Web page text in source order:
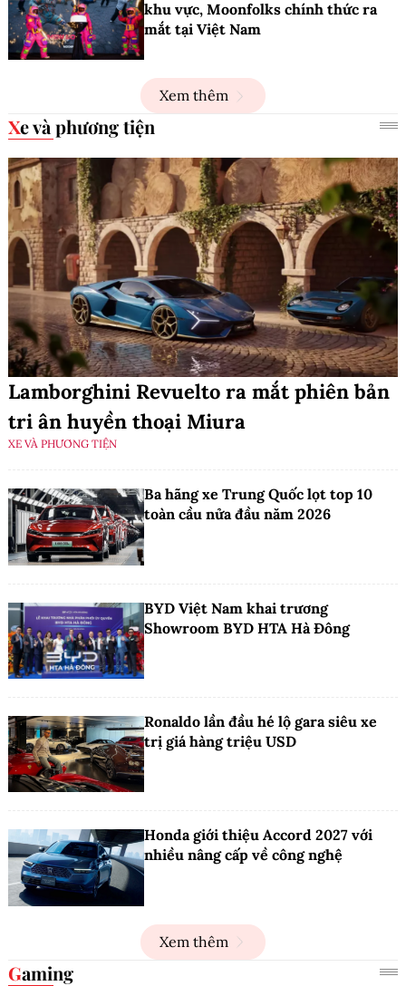
khu vực, Moonfolks chính thức ra
mắt tại Việt Nam
Xem thêm
Xe và phương tiện
Lamborghini Revuelto ra mắt phiên bản
tri ân huyền thoại Miura
XE VÀ PHƯƠNG TIỆN
Ba hãng xe Trung Quốc lọt top 10
toàn cầu nửa đầu năm 2026
BYD Việt Nam khai trương
Showroom BYD HTA Hà Đông
Ronaldo lần đầu hé lộ gara siêu xe
trị giá hàng triệu USD
Honda giới thiệu Accord 2027 với
nhiều nâng cấp về công nghệ
Xem thêm
Gaming